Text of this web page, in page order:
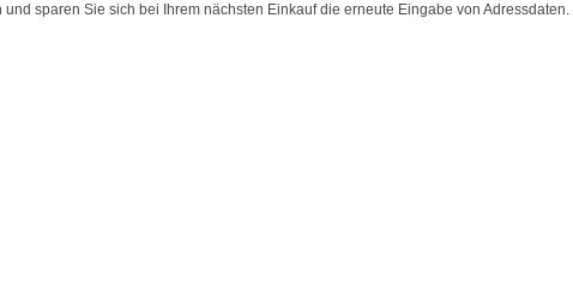
und sparen Sie sich bei Ihrem nächsten Einkauf die erneute Eingabe von Adressdaten.